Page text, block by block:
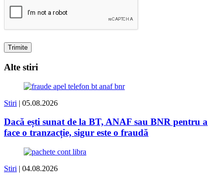
Alte stiri
Stiri | 05.08.2026
Dacă ești sunat de la BT, ANAF sau BNR pentru a
face o tranzacție, sigur este o fraudă
Stiri | 04.08.2026